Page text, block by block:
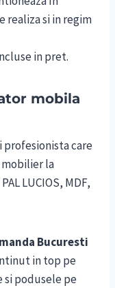
si in regim
in pret.
mobila
profesionista care
la
LUCIOS, MDF,
Bucuresti
in top pe
si podusele pe